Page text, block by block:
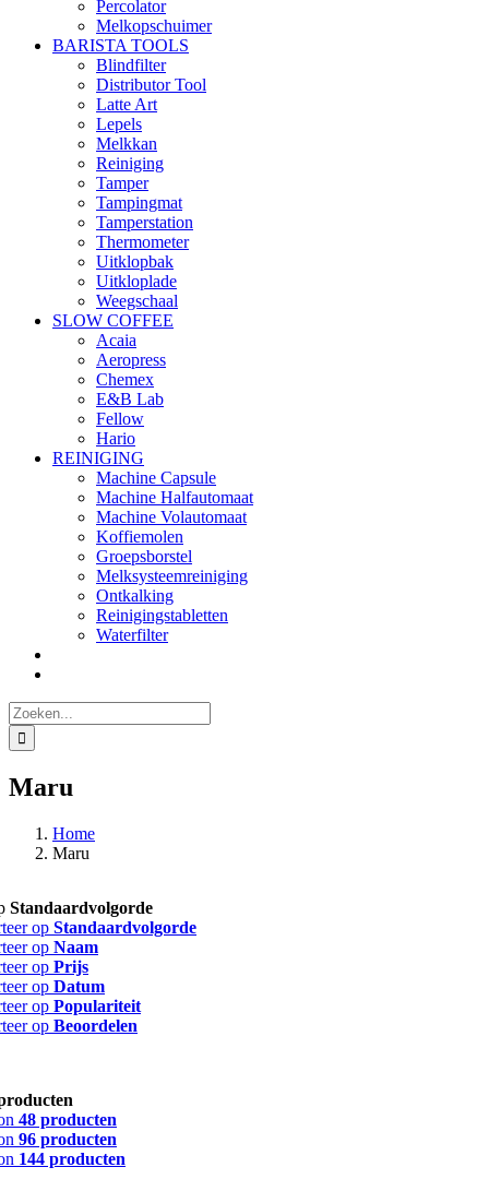
Percolator
Melkopschuimer
BARISTA TOOLS
Blindfilter
Distributor Tool
Latte Art
Lepels
Melkkan
Reiniging
Tamper
Tampingmat
Tamperstation
Thermometer
Uitklopbak
Uitkloplade
Weegschaal
SLOW COFFEE
Acaia
Aeropress
Chemex
E&B Lab
Fellow
Hario
REINIGING
Machine Capsule
Machine Halfautomaat
Machine Volautomaat
Koffiemolen
Groepsborstel
Melksysteemreiniging
Ontkalking
Reinigingstabletten
Waterfilter
Zoeken
naar:
Maru
Home
Maru
Standaardvolgorde
op Standaardvolgorde
op Naam
op Prijs
op Datum
op Populariteit
op Beoordelen
48 producten
96 producten
144 producten